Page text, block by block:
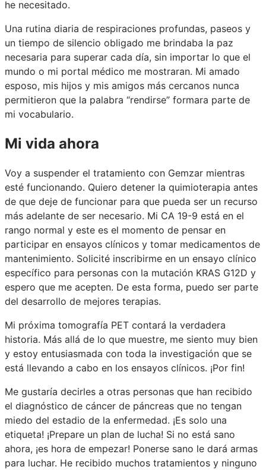
he necesitado.
Una rutina diaria de respiraciones profundas, paseos y
un tiempo de silencio obligado me brindaba la paz
necesaria para superar cada día, sin importar lo que el
mundo o mi portal médico me mostraran. Mi amado
esposo, mis hijos y mis amigos más cercanos nunca
permitieron que la palabra “rendirse” formara parte de
mi vocabulario.
Mi vida ahora
Voy a suspender el tratamiento con Gemzar mientras
esté funcionando. Quiero detener la quimioterapia antes
de que deje de funcionar para que pueda ser un recurso
más adelante de ser necesario. Mi CA 19-9 está en el
rango normal y este es el momento de pensar en
participar en ensayos clínicos y tomar medicamentos de
mantenimiento. Solicité inscribirme en un ensayo clínico
específico para personas con la mutación KRAS G12D y
espero que me acepten. De esta forma, puedo ser parte
del desarrollo de mejores terapias.
Mi próxima tomografía PET contará la verdadera
historia. Más allá de lo que muestre, me siento muy bien
y estoy entusiasmada con toda la investigación que se
está llevando a cabo en los ensayos clínicos. ¡Por fin!
Me gustaría decirles a otras personas que han recibido
el diagnóstico de cáncer de páncreas que no tengan
miedo del estadio de la enfermedad. ¡Es solo una
etiqueta! ¡Prepare un plan de lucha! Si no está sano
ahora, ¡es hora de empezar! Ponerse sano le dará armas
para luchar. He recibido muchos tratamientos y ninguno